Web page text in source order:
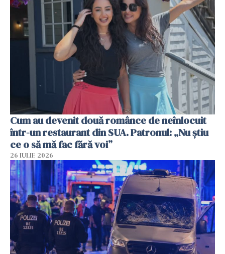
Cum au devenit două românce de neînlocuit
într-un restaurant din SUA. Patronul: „Nu știu
ce o să mă fac fără voi”
26 IULIE 2026